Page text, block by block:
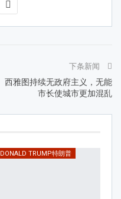
下条新闻
西雅图持续无政府主义，无能
市长使城市更加混乱
DONALD TRUMP特朗普